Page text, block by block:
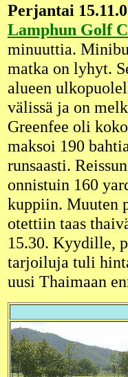
Perjantai
Lamphun Golf
minuuttia.
matka on lyhyt.
alueen
välissä ja on
Greenfee oli
maksoi 190
runsaasti.
onnistuin 160
kuppiin. Muuten
otettiin taas
15.30. Kyydille,
tarjoiluja tuli
uusi Thaimaan